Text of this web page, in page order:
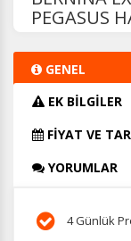
PEGASUS
GENEL
EK BİLGİLER
FİYAT VE
YORUMLAR
4 Günlük